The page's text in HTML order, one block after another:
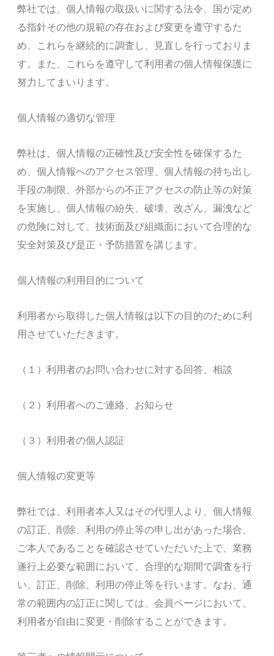
弊社では、個人情報の取扱いに関する法令、国が定め
る指針その他の規範の存在および変更を遵守するた
め、これらを継続的に調査し、見直しを行っておりま
す。また、これらを遵守して利用者の個人情報保護に
努力してまいります。
個人情報の適切な管理
弊社は、個人情報の正確性及び安全性を確保するた
め、個人情報へのアクセス管理、個人情報の持ち出し
手段の制限、外部からの不正アクセスの防止等の対策
を実施し、個人情報の紛失、破壊、改ざん、漏洩など
の危険に対して、技術面及び組織面において合理的な
安全対策及び是正・予防措置を講じます。
個人情報の利用目的について
利用者から取得した個人情報は以下の目的のために利
用させていただきます。
（１）利用者のお問い合わせに対する回答、相談
（２）利用者へのご連絡、お知らせ
（３）利用者の個人認証
個人情報の変更等
弊社では、利用者本人又はその代理人より、個人情報
の訂正、削除、利用の停止等の申し出があった場合、
ご本人であることを確認させていただいた上で、業務
遂行上必要な範囲において、合理的な期間で調査を行
い、訂正、削除、利用の停止等を行います。なお、通
常の範囲内の訂正に関しては、会員ページにおいて、
利用者が自由に変更・削除することができます。